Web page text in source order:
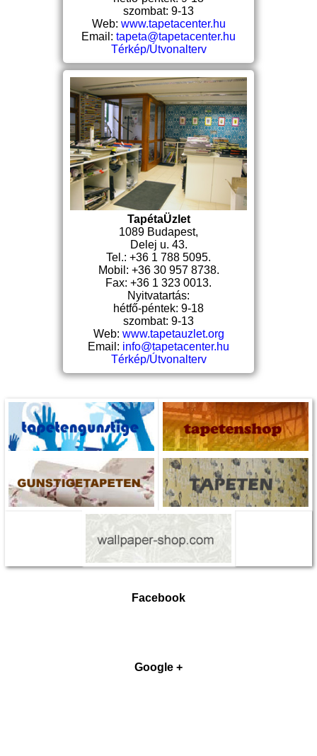
szombat: 9-13
Web: www.tapetacenter.hu
Email: tapeta@tapetacenter.hu
Térkép/Útvonalterv
TapétaÜzlet
1089 Budapest,
Delej u. 43.
Tel.: +36 1 788 5095.
Mobil: +36 30 957 8738.
Fax: +36 1 323 0013.
Nyitvatartás:
hétfő-péntek: 9-18
szombat: 9-13
Web: www.tapetauzlet.org
Email: info@tapetacenter.hu
Térkép/Útvonalterv
Facebook
Google +